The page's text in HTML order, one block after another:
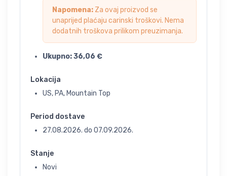
Napomena: Za ovaj proizvod se
unaprijed plaćaju carinski troškovi. Nema
dodatnih troškova prilikom preuzimanja.
Ukupno:36,06 €
Lokacija
US, PA, Mountain Top
Period dostave
27.08.2026. do 07.09.2026.
Stanje
Novi